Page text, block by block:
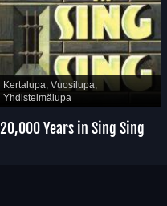
Kertalupa, Vuosilupa,
Yhdistelmälupa
20,000 Years in Sing Sing